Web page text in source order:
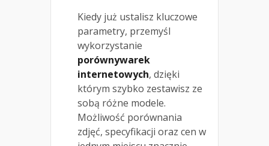
Kiedy już ustalisz kluczowe
parametry, przemyśl
wykorzystanie
porównywarek
internetowych, dzięki
którym szybko zestawisz ze
sobą różne modele.
Możliwość porównania
zdjęć, specyfikacji oraz cen w